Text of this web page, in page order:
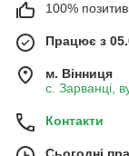
100%
Працює з
м. Вінниця
с. Зарванці,
Контакти